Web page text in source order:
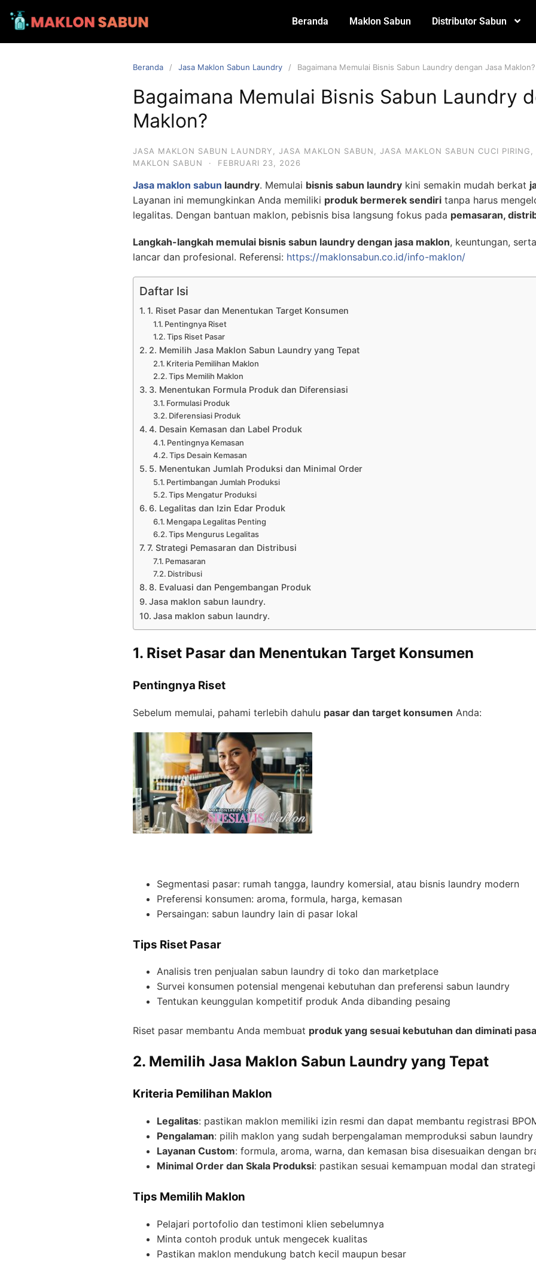
Beranda Maklon Sabun Distributor Sabun
Beranda Jasa Maklon Sabun Laundry Bagaimana Memulai Bisnis Sabun Laundry dengan Jasa Maklon?
Bagaimana Memulai Bisnis Sabun Laundry
Maklon?
JASA MAKLON SABUN LAUNDRY JASA MAKLON SABUN JASA MAKLON SABUN CUCI PIRING
MAKLON SABUN
· FEBRUARI 23, 2026
Jasa maklon sabun laundry. Memulai bisnis sabun laundry kini semakin mudah berkat
Layanan ini memungkinkan Anda memiliki produk bermerek sendiri tanpa harus
legalitas. Dengan bantuan maklon, pebisnis bisa langsung fokus pada pemasaran,
Langkah-langkah memulai bisnis sabun laundry dengan jasa maklon, keuntungan,
lancar dan profesional. Referensi: https://maklonsabun.co.id/info-maklon/
Daftar Isi
1. Riset Pasar dan Menentukan Target Konsumen
Pentingnya Riset
Tips Riset Pasar
2. Memilih Jasa Maklon Sabun Laundry yang Tepat
Kriteria Pemilihan Maklon
Tips Memilih Maklon
3. Menentukan Formula Produk dan Diferensiasi
Formulasi Produk
Diferensiasi Produk
4. Desain Kemasan dan Label Produk
Pentingnya Kemasan
Tips Desain Kemasan
5. Menentukan Jumlah Produksi dan Minimal Order
Pertimbangan Jumlah Produksi
Tips Mengatur Produksi
6. Legalitas dan Izin Edar Produk
Mengapa Legalitas Penting
Tips Mengurus Legalitas
7. Strategi Pemasaran dan Distribusi
Pemasaran
Distribusi
8. Evaluasi dan Pengembangan Produk
Jasa maklon sabun laundry.
Jasa maklon sabun laundry.
1. Riset Pasar dan Menentukan Target Konsumen
Pentingnya Riset
Sebelum memulai, pahami terlebih dahulu pasar dan target konsumen Anda:
Segmentasi pasar: rumah tangga, laundry komersial, atau bisnis laundry modern
Preferensi konsumen: aroma, formula, harga, kemasan
Persaingan: sabun laundry lain di pasar lokal
Tips Riset Pasar
Analisis tren penjualan sabun laundry di toko dan marketplace
Survei konsumen potensial mengenai kebutuhan dan preferensi sabun laundry
Tentukan keunggulan kompetitif produk Anda dibanding pesaing
Riset pasar membantu Anda membuat produk yang sesuai kebutuhan dan diminati
2. Memilih Jasa Maklon Sabun Laundry yang Tepat
Kriteria Pemilihan Maklon
Legalitas: pastikan maklon memiliki izin resmi dan dapat membantu registrasi
Pengalaman: pilih maklon yang sudah berpengalaman memproduksi sabun laundry
Layanan Custom: formula, aroma, warna, dan kemasan bisa disesuaikan dengan
Minimal Order dan Skala Produksi: pastikan sesuai kemampuan modal dan
Tips Memilih Maklon
Pelajari portofolio dan testimoni klien sebelumnya
Minta contoh produk untuk mengecek kualitas
Pastikan maklon mendukung batch kecil maupun besar